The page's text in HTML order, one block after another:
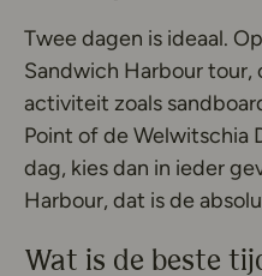
Twee dagen is ideaal.
Sandwich Harbour tour,
activiteit zoals
Point of de Welwitschia
dag, kies dan in ieder
Harbour, dat is de
Wat is de beste